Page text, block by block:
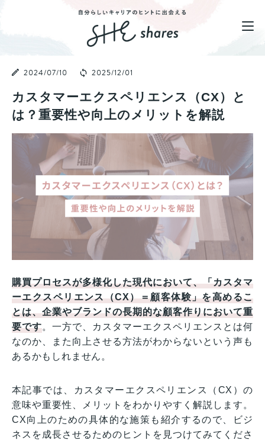
2024/07/10 2025/12/01
カスタマーエクスペリエンス（CX）と
は？重要性や向上のメリットを解説
購買プロセスが多様化した現代において、「カスタマ
ーエクスペリエンス（CX）＝顧客体験」を高めるこ
とは、企業やブランドの長期的な顧客作りにおいて重
要です。一方で、カスタマーエクスペリエンスとは何
なのか、また向上させる方法がわからないという声も
あるかもしれません。
本記事では、カスタマーエクスペリエンス（CX）の
意味や重要性、メリットをわかりやすく解説します。
CX向上のための具体的な施策も紹介するので、ビジ
ネスを成長させるためのヒントを見つけてみてくださ